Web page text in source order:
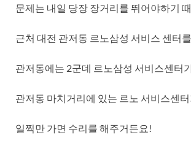
문제는 내일 당장 장거리를 뛰어야하기
근처 대전 관저동 르노삼성 서비스 센터
관저동에는 2군데 르노삼성 서비스센터
관저동 마치거리에 있는 르노 서비스센
일찍만 가면 수리를 해주거든요!